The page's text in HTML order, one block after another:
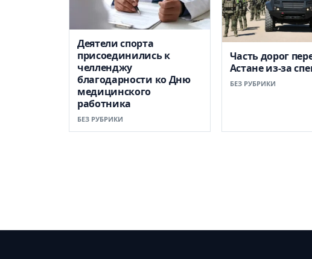
Деятели спорта
присоединились к
челленджу
благодарности ко Дню
медицинского
работника
БЕЗ РУБРИКИ
Часть дорог
Астане из-за
БЕЗ РУБРИКИ